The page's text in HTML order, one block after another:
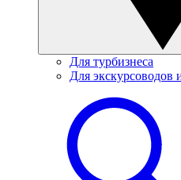
Для турбизнеса
Для экскурсоводов